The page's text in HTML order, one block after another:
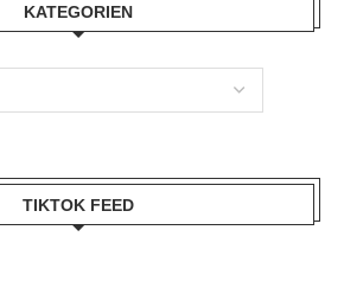
KATEGORIEN
TIKTOK FEED